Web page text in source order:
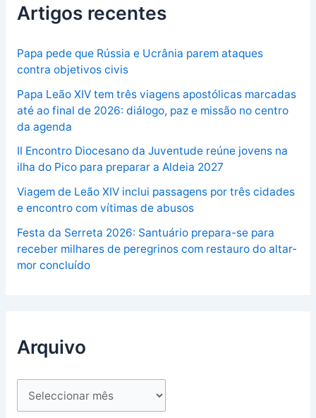
Artigos recentes
Papa pede que Rússia e Ucrânia parem ataques
contra objetivos civis
Papa Leão XIV tem três viagens apostólicas marcadas
até ao final de 2026: diálogo, paz e missão no centro
da agenda
II Encontro Diocesano da Juventude reúne jovens na
ilha do Pico para preparar a Aldeia 2027
Viagem de Leão XIV inclui passagens por três cidades
e encontro com vítimas de abusos
Festa da Serreta 2026: Santuário prepara-se para
receber milhares de peregrinos com restauro do altar-
mor concluído
Arquivo